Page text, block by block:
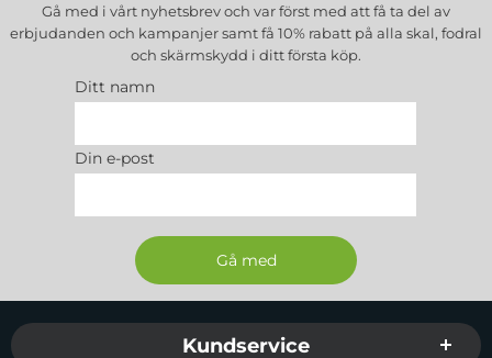
Gå med i vårt nyhetsbrev och var först med att få ta del av
erbjudanden och kampanjer samt få 10% rabatt på alla skal, fodral
och skärmskydd i ditt första köp.
Ditt namn
Din e-post
Sidfot Blandad info och länkar
Kundservice